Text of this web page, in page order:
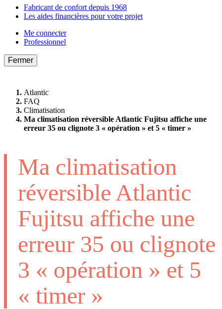
Fabricant de confort depuis 1968
Les aides financières pour votre projet
Me connecter
Professionnel
Fermer
Atlantic
FAQ
Climatisation
Ma climatisation réversible Atlantic Fujitsu affiche une
erreur 35 ou clignote 3 « opération » et 5 « timer »
Ma climatisation
réversible Atlantic
Fujitsu affiche une
erreur 35 ou clignote
3 « opération » et 5
« timer »